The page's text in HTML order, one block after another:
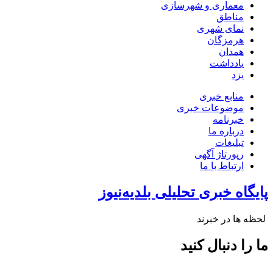
معماری و شهرسازی
مناطق
نمای شهری
هرمزگان
همدان
یادداشت
یزد
منابع خبری
موضوعات خبری
خبرنامه
درباره ما
تبلیغات
رپورتاژ آگهی
ارتباط با ما
پایگاه خبری تحلیلی بلدیه‌نیوز
لحظه ها در خبرند
ما را دنبال کنید